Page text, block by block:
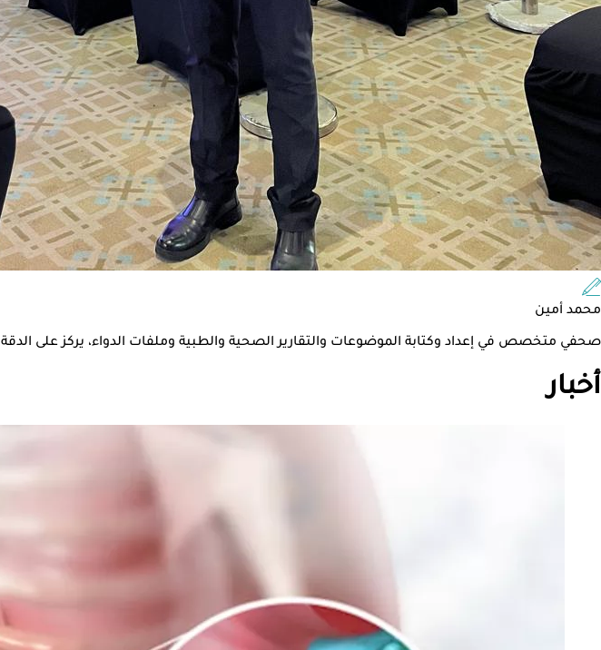
محمد أمين
صحفي متخصص في إعداد وكتابة الموضوعات والتقارير الصحية والطبية وملفات الدواء، يركز على الدقة
أخبار